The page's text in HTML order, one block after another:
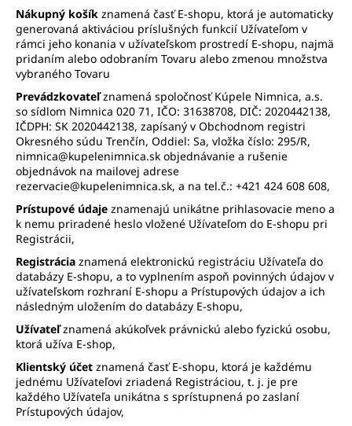
Nákupný košík znamená časť E-shopu, ktorá je automaticky
generovaná aktiváciou príslušných funkcií Užívateľom v
rámci jeho konania v užívateľskom prostredí E-shopu, najmä
pridaním alebo odobraním Tovaru alebo zmenou množstva
vybraného Tovaru
Prevádzkovateľznamená spoločnosť Kúpele Nimnica, a.s.
so sídlom Nimnica 020 71, IČO: 31638708, DIČ: 2020442138,
IČDPH: SK 2020442138, zapísaný v Obchodnom registri
Okresného súdu Trenčín, Oddiel: Sa, vložka číslo: 295/R,
nimnica@kupelenimnica.sk objednávanie a rušenie
objednávok na mailovej adrese
rezervacie@kupelenimnica.sk, a na tel.č.: +421 424 608 608,
Prístupové údaje znamenajú unikátne prihlasovacie meno a
k nemu priradené heslo vložené Užívateľom do E-shopu pri
Registrácii,
Registrácia znamená elektronickú registráciu Užívateľa do
databázy E-shopu, a to vyplnením aspoň povinných údajov v
užívateľskom rozhraní E-shopu a Prístupových údajov a ich
následným uložením do databázy E-shopu,
Užívateľznamená akúkoľvek právnickú alebo fyzickú osobu,
ktorá užíva E-shop,
Klientský účet znamená časť E-shopu, ktorá je každému
jednému Užívateľovi zriadená Registráciou, t. j. je pre
každého Užívateľa unikátna s sprístupnená po zaslaní
Prístupových údajov,